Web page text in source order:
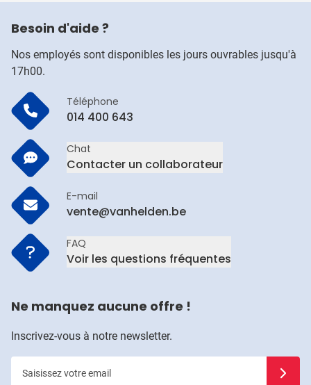
Besoin d'aide ?
Nos employés sont disponibles les jours ouvrables jusqu'à
17h00.
Téléphone
014 400 643
Chat
Contacter un collaborateur
E-mail
vente@vanhelden.be
FAQ
Voir les questions fréquentes
Ne manquez aucune offre !
Inscrivez-vous à notre newsletter.